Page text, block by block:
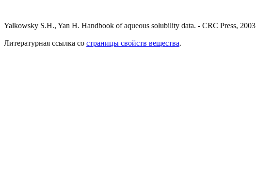
Yalkowsky S.H., Yan H. Handbook of aqueous solubility data. - CRC Press, 2003
Литературная ссылка со страницы свойств вещества.